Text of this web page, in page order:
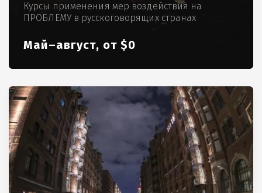
Курсы применения мер воздействия на
ПРОБЛЕМУ в русскоговорящих странах
Май–август, от $0